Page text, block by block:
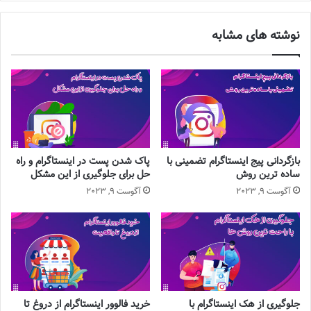
نوشته های مشابه
بازگردانی پیج اینستاگرام تضمینی با
ساده ترین روش
آگوست 9, 2023
پاک شدن پست در اینستاگرام و راه
حل برای جلوگیری از این مشکل
آگوست 9, 2023
جلوگیری از هک اینستاگرام با خرید فالوور اینستاگرام از دروغ تا